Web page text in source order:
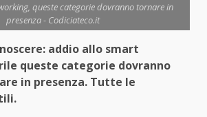
queste categorie dovranno tornare in
presenza - Codiciateco.it
addio allo smart
queste categorie dovranno
in presenza. Tutte le